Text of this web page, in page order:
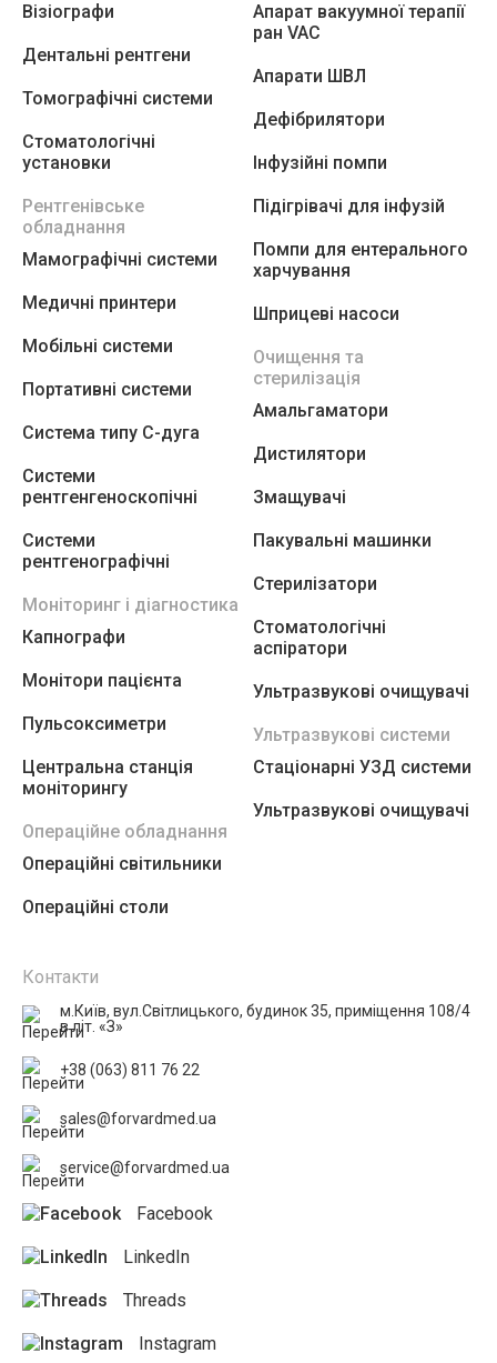
Візіографи
Дентальні рентгени
Томографічні системи
Стоматологічні
установки
Рентгенівське
обладнання
Мамографічні системи
Медичні принтери
Мобільні системи
Портативні системи
Система типу С-дуга
Системи
рентгенгеноскопічні
Системи
рентгенографічні
Моніторинг і діагностика
Капнографи
Монітори пацієнта
Пульсоксиметри
Центральна станція
моніторингу
Операційне обладнання
Операційні світильники
Операційні столи
Апарат вакуумної терапії
ран VAC
Апарати ШВЛ
Дефібрилятори
Інфузійні помпи
Підігрівачі для інфузій
Помпи для ентерального
харчування
Шприцеві насоси
Очищення та
стерилізація
Амальгаматори
Дистилятори
Змащувачі
Пакувальні машинки
Стерилізатори
Стоматологічні
аспіратори
Ультразвукові очищувачі
Ультразвукові системи
Стаціонарні УЗД системи
Ультразвукові очищувачі
Контакти
м.Київ, вул.Світлицького, будинок 35, приміщення 108/4
в літ. «З»
+38 (063) 811 76 22
sales@forvardmed.ua
service@forvardmed.ua
Facebook
LinkedIn
Threads
Instagram